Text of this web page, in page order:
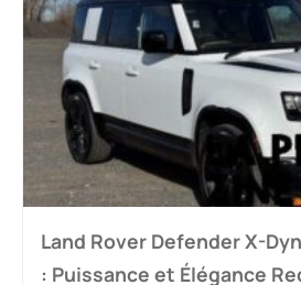
Land Rover Defender X-
: Puissance et Élégance